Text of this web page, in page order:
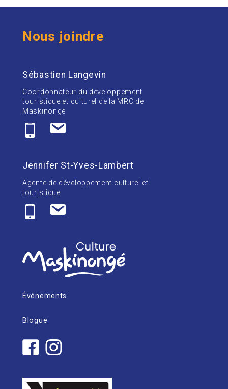
Nous joindre
Sébastien Langevin
Coordonnateur du développement
touristique et culturel de la MRC de
Maskinongé
Jennifer St-Yves-Lambert
Agente de développement culturel et
touristique
Événements
Blogue